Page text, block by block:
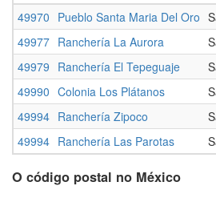
49970 Pueblo Santa Maria Del Oro
49977 Ranchería La Aurora
49979 Ranchería El Tepeguaje
49990 Colonia Los Plátanos
49994 Ranchería Zipoco
49994 Ranchería Las Parotas
O código postal no México